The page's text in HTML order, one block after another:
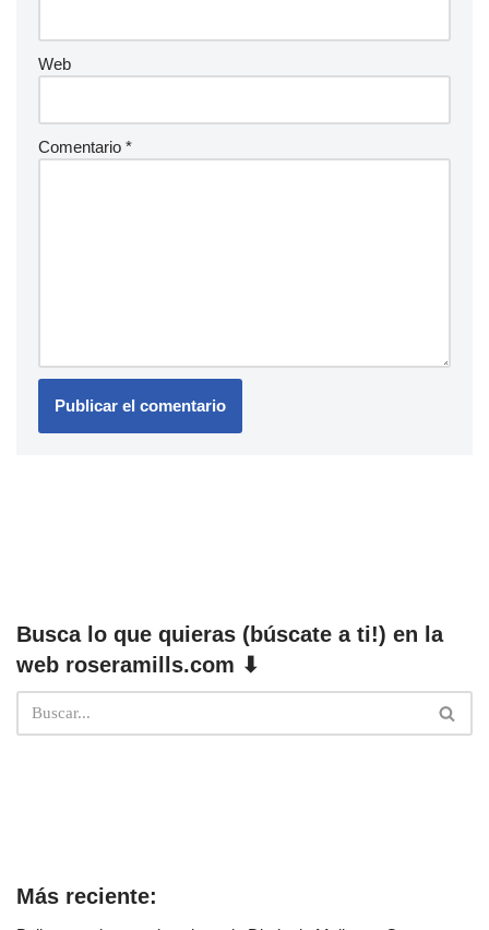
Web
Comentario *
Busca lo que quieras (búscate a ti!) en la
web roseramills.com ⬇
Más reciente: